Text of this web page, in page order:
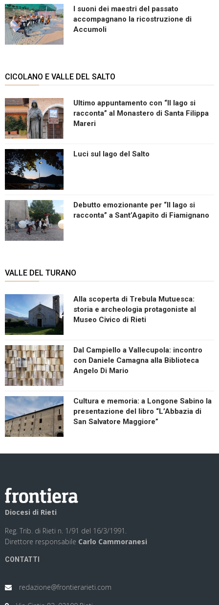
I suoni dei maestri del passato
accompagnano la ricostruzione di
Accumoli
CICOLANO E VALLE DEL SALTO
Ultimo appuntamento con “Il lago si
racconta” al Monastero di Santa Filippa
Mareri
Luci sul lago del Salto
Debutto emozionante per “Il lago si
racconta” a Sant’Agapito di Fiamignano
VALLE DEL TURANO
Alla scoperta di Trebula Mutuesca:
storia e archeologia protagoniste al
Museo Civico di Rieti
Dal Campiello a Vallecupola: incontro
con Daniele Camagna alla Biblioteca
Angelo Di Mario
Cultura e memoria: a Longone Sabino la
presentazione del libro “L’Abbazia di
San Salvatore Maggiore”
Diocesi di Rieti
Reg. Trib. di Rieti n. 1/91 del 16/3/1991.
Direttore responsabile Carlo Cammoranesi
CONTATTI
redazione@frontierarieti.com